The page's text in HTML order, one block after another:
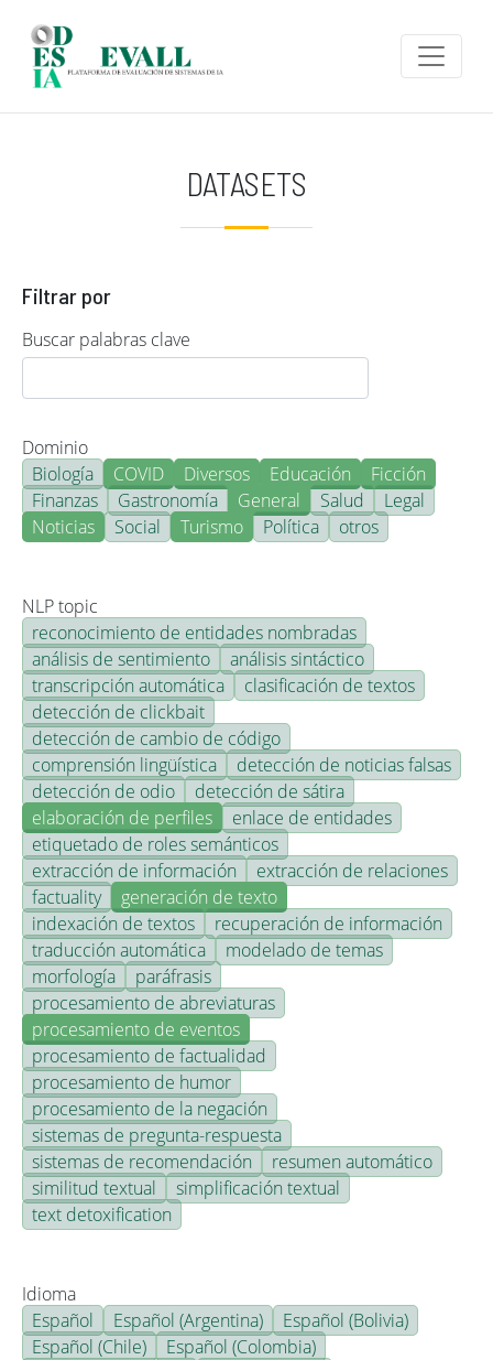
DATASETS
Filtrar por
Buscar palabras clave
Dominio
Biología
COVID Diversos Educación
Ficción
Finanzas
Gastronomía General Salud
Legal
Noticias
Social Turismo Política otros
NLP topic
reconocimiento de entidades nombradas
análisis de sentimiento
análisis sintáctico
transcripción automática
clasificación de textos
detección de clickbait
detección de cambio de código
comprensión lingüística
detección de noticias falsas
detección de odio
detección de sátira
elaboración de perfiles
enlace de entidades
etiquetado de roles semánticos
extracción de información
extracción de relaciones
factuality
generación de texto
indexación de textos
recuperación de información
traducción automática
modelado de temas
morfología
paráfrasis
procesamiento de abreviaturas
procesamiento de eventos
procesamiento de factualidad
procesamiento de humor
procesamiento de la negación
sistemas de pregunta-respuesta
sistemas de recomendación
resumen automático
similitud textual
simplificación textual
text detoxification
Idioma
Español
Español (Argentina)
Español (Bolivia)
Español (Chile)
Español (Colombia)